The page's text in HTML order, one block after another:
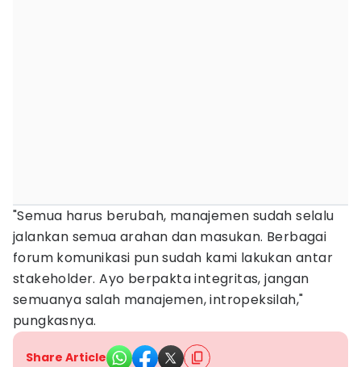
"Semua harus berubah, manajemen sudah selalu
jalankan semua arahan dan masukan. Berbagai
forum komunikasi pun sudah kami lakukan antar
stakeholder. Ayo berpakta integritas, jangan
semuanya salah manajemen, intropeksilah,"
pungkasnya.
Share Article